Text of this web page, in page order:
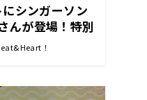
シンガーソン
んが登場！特別
&連想になりた
！